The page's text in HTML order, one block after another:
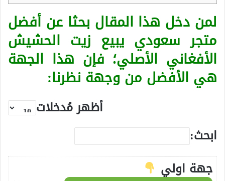
لمن دخل هذا المقال بحثا عن أفضل
متجر سعودي يبيع زيت الحشيش
الأفغاني الأصلي؛ فإن هذا الجهة
هي الأفضل من وجهة نظرنا:
أظهر مُدخلات
ابحث:
جهة اولي